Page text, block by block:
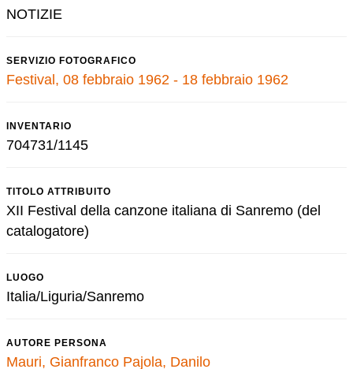
NOTIZIE
SERVIZIO FOTOGRAFICO
Festival, 08 febbraio 1962 - 18 febbraio 1962
INVENTARIO
704731/1145
TITOLO ATTRIBUITO
XII Festival della canzone italiana di Sanremo (del
catalogatore)
LUOGO
Italia/Liguria/Sanremo
AUTORE PERSONA
Mauri, Gianfranco Pajola, Danilo